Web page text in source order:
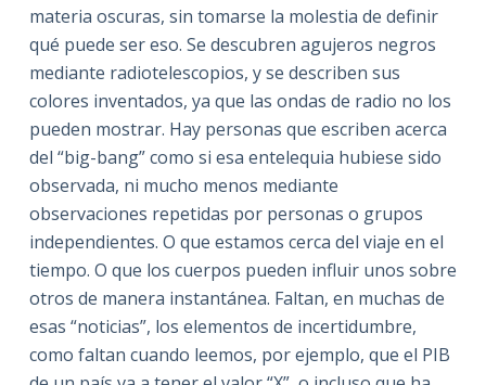
materia oscuras, sin tomarse la molestia de definir
qué puede ser eso. Se descubren agujeros negros
mediante radiotelescopios, y se describen sus
colores inventados, ya que las ondas de radio no los
pueden mostrar. Hay personas que escriben acerca
del “big-bang” como si esa entelequia hubiese sido
observada, ni mucho menos mediante
observaciones repetidas por personas o grupos
independientes. O que estamos cerca del viaje en el
tiempo. O que los cuerpos pueden influir unos sobre
otros de manera instantánea. Faltan, en muchas de
esas “noticias”, los elementos de incertidumbre,
como faltan cuando leemos, por ejemplo, que el PIB